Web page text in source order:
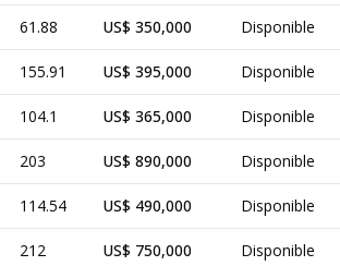
61.88 US$ 350,000 Disponible
155.91 US$ 395,000 Disponible
104.1 US$ 365,000 Disponible
203 US$ 890,000 Disponible
114.54 US$ 490,000 Disponible
212 US$ 750,000 Disponible